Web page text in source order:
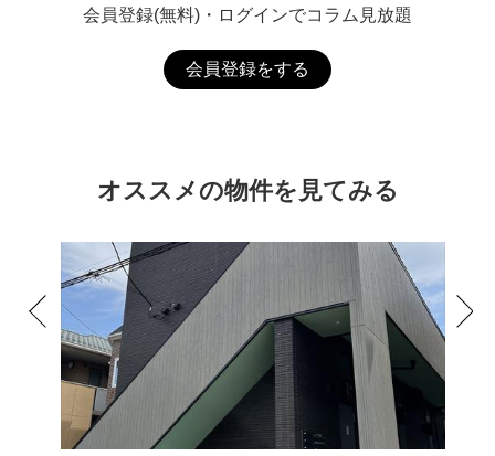
会員登録(無料)・ログインでコラム見放題
会員登録をする
オススメの物件を見てみる